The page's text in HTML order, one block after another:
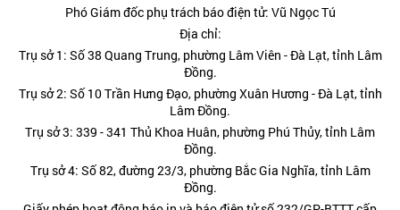
Phó Giám đốc phụ trách báo điện tử: Vũ Ngọc Tú
Địa chỉ:
Trụ sở 1: Số 38 Quang Trung, phường Lâm Viên - Đà Lạt, tỉnh Lâm
Đồng.
Trụ sở 2: Số 10 Trần Hưng Đạo, phường Xuân Hương - Đà Lạt, tỉnh
Lâm Đồng.
Trụ sở 3: 339 - 341 Thủ Khoa Huân, phường Phú Thủy, tỉnh Lâm
Đồng.
Trụ sở 4: Số 82, đường 23/3, phường Bắc Gia Nghĩa, tỉnh Lâm
Đồng.